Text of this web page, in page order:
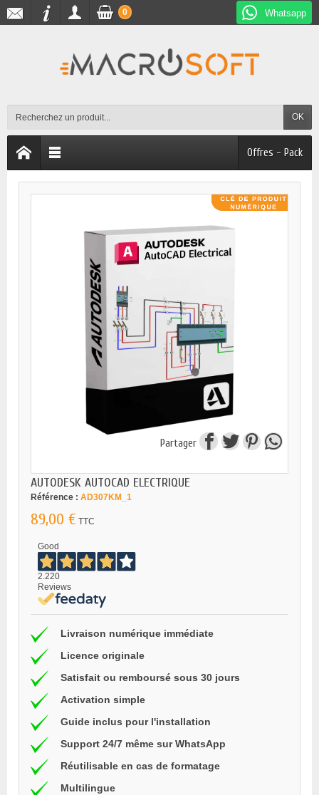
Whatsapp
OK
0
Offres - Pack
Partager
AUTODESK AUTOCAD ELECTRIQUE
Référence : AD307KM_1
89,00 € TTC
Good
2.220
Reviews
Livraison numérique immédiate
Licence originale
Satisfait ou remboursé sous 30 jours
Activation simple
Guide inclus pour l'installation
Support 24/7 même sur WhatsApp
Réutilisable en cas de formatage
Multilingue